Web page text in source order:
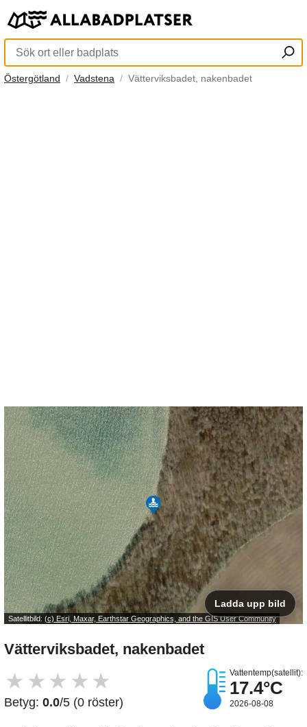
Östergötland Vadstena Vätterviksbadet, nakenbadet
Satellitbild: (c) Esri, Maxar, Earthstar Geographics, and the GIS User Community
Ladda upp bild
Vätterviksbadet, nakenbadet
★ ★ ★ ★ ★
Betyg: 0.0/5 (0 röster)
Vattentemp(satellit):
17.4°C
2026-08-08